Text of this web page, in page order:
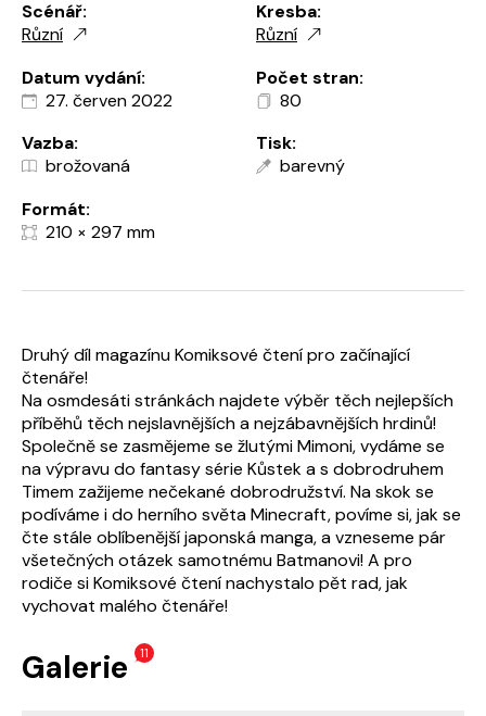
Scénář:
Různí
Kresba:
Různí
Datum vydání:
27. červen 2022
Počet stran:
80
Vazba:
brožovaná
Tisk:
barevný
Formát:
210 × 297 mm
Druhý díl magazínu Komiksové čtení pro začínající
čtenáře!
Na osmdesáti stránkách najdete výběr těch nejlepších
příběhů těch nejslavnějších a nejzábavnějších hrdinů!
Společně se zasmějeme se žlutými Mimoni, vydáme se
na výpravu do fantasy série Kůstek a s dobrodruhem
Timem zažijeme nečekané dobrodružství. Na skok se
podíváme i do herního světa Minecraft, povíme si, jak se
čte stále oblíbenější japonská manga, a vzneseme pár
všetečných otázek samotnému Batmanovi! A pro
rodiče si Komiksové čtení nachystalo pět rad, jak
vychovat malého čtenáře!
Galerie 11